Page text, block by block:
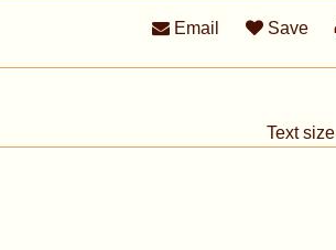
Email Save
Text size